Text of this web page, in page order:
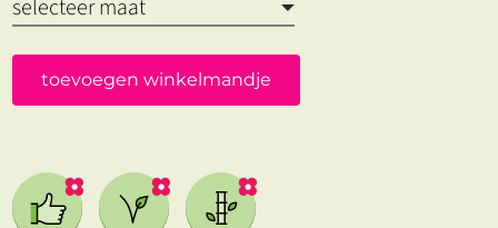
toevoegen winkelmandje